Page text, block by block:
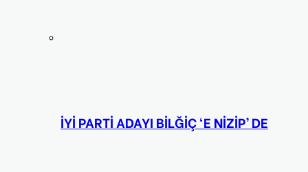
İYİ PARTİ ADAYI BİLĞİÇ ‘E NİZİP’ DE